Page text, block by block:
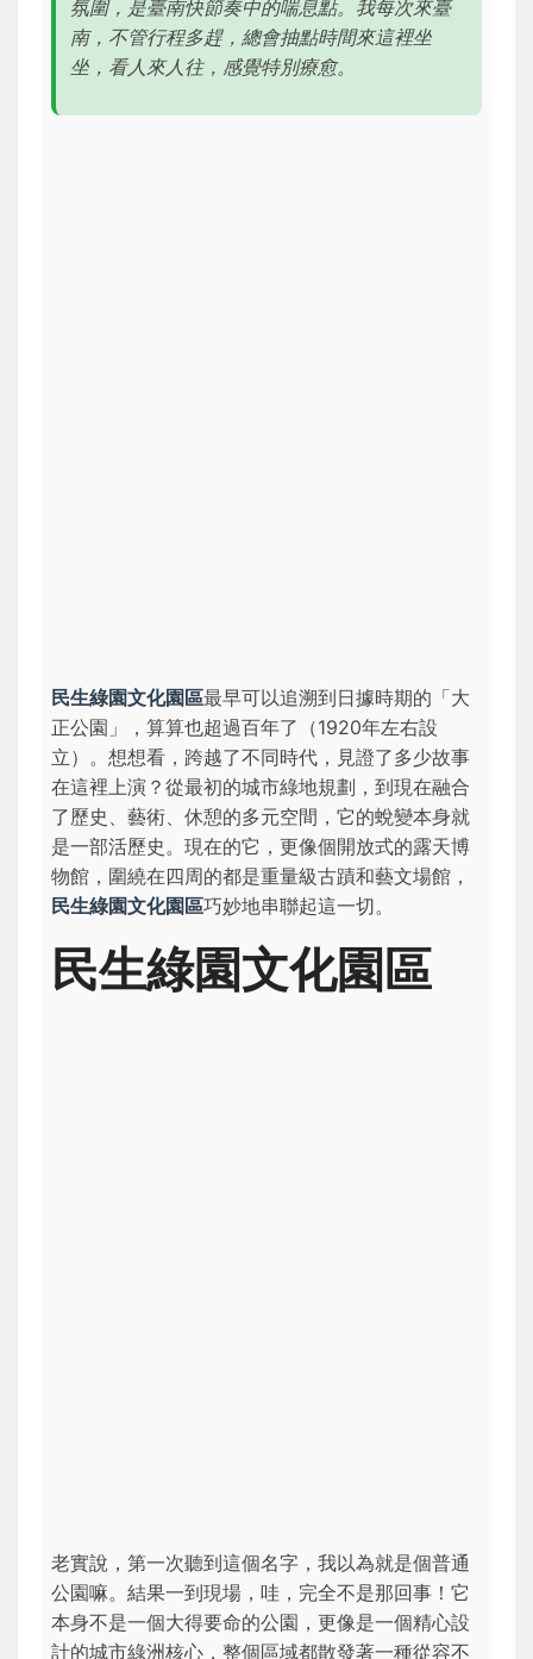
氛圍，是臺南快節奏中的喘息點。我每次來臺
南，不管行程多趕，總會抽點時間來這裡坐
坐，看人來人往，感覺特別療愈。
民生綠園文化園區最早可以追溯到日據時期的「大
正公園」，算算也超過百年了（1920年左右設
立）。想想看，跨越了不同時代，見證了多少故事
在這裡上演？從最初的城市綠地規劃，到現在融合
了歷史、藝術、休憩的多元空間，它的蛻變本身就
是一部活歷史。現在的它，更像個開放式的露天博
物館，圍繞在四周的都是重量級古蹟和藝文場館，
民生綠園文化園區巧妙地串聯起這一切。
民生綠園文化園區
老實說，第一次聽到這個名字，我以為就是個普通
公園嘛。結果一到現場，哇，完全不是那回事！它
本身不是一個大得要命的公園，更像是一個精心設
計的城市綠洲核心，整個區域都散發著一種從容不